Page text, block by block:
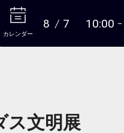
本文へ
カレンダー
8 7 10:00
ス文明展